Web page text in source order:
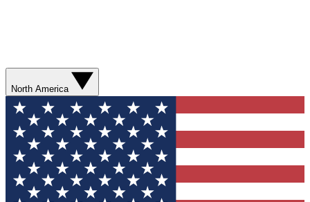
North America